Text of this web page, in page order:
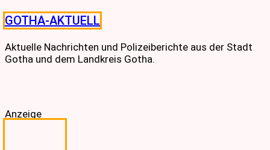
Skip
to
content
GOTHA-AKTUELL
Aktuelle Nachrichten und Polizeiberichte aus der Stadt
Gotha und dem Landkreis Gotha.
Anzeige